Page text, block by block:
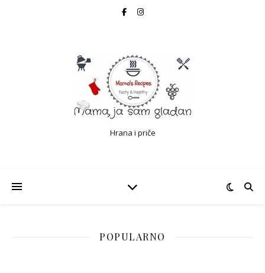
Hrana i priče
POPULARNO